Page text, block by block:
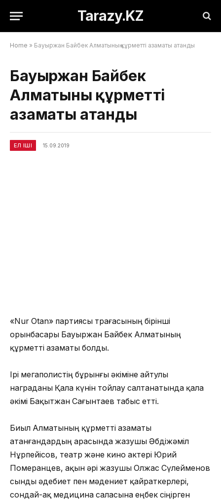
Tarazy.KZ
Home » Бауыржан Байбек Алматының құрметті азаматы атанды
Бауыржан Байбек
Алматының құрметті
азаматы атанды
ЕЛ ІШІ 15.09.2019
«Nur Otan» партиясы төрағасының бірінші
орынбасары Бауыржан Байбек Алматының
құрметті азаматы болды.
Ірі мегаполистің бұрынғы әкіміне айтулы
награданы Қала күнін тойлау салтанатында қала
әкімі Бақытжан Сағынтаев табыс етті.
Биыл Алматының құрметті азаматы
атанғандардың арасында жазушы Әбдіжәміл
Нұрпейісов, театр және кино актері Юрий
Померанцев, ақын әрі жазушы Олжас Сүлейменов
сынды әдебиет пен мәдениет қайраткерлері,
сондай-ақ медицина саласына еңбек сіңірген